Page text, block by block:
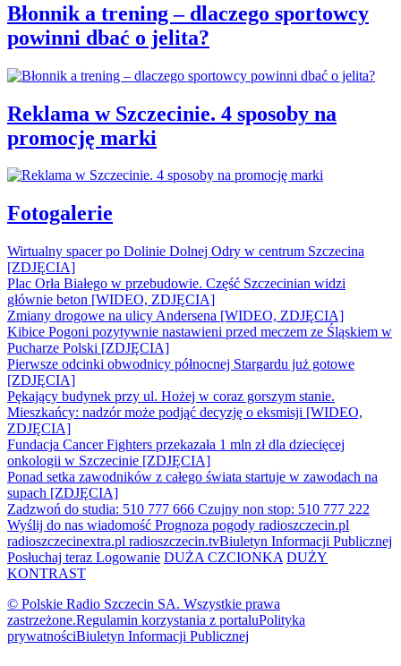
Błonnik a trening – dlaczego sportowcy
powinni dbać o jelita?
Reklama w Szczecinie. 4 sposoby na
promocję marki
Fotogalerie
Wirtualny spacer po Dolinie Dolnej Odry w centrum Szczecina
[ZDJĘCIA]
Plac Orła Białego w przebudowie. Część Szczecinian widzi
głównie beton [WIDEO, ZDJĘCIA]
Zmiany drogowe na ulicy Andersena [WIDEO, ZDJĘCIA]
Kibice Pogoni pozytywnie nastawieni przed meczem ze Śląskiem w
Pucharze Polski [ZDJĘCIA]
Pierwsze odcinki obwodnicy północnej Stargardu już gotowe
[ZDJĘCIA]
Pękający budynek przy ul. Hożej w coraz gorszym stanie.
Mieszkańcy: nadzór może podjąć decyzję o eksmisji [WIDEO,
ZDJĘCIA]
Fundacja Cancer Fighters przekazała 1 mln zł dla dziecięcej
onkologii w Szczecinie [ZDJĘCIA]
Ponad setka zawodników z całego świata startuje w zawodach na
supach [ZDJĘCIA]
Zadzwoń do studia: 510 777 666 Czujny non stop: 510 777 222
Wyślij do nas wiadomość Prognoza pogody radioszczecin.pl
radioszczecinextra.pl radioszczecin.tvBiuletyn Informacji Publicznej
Posłuchaj teraz Logowanie DUŻA CZCIONKA DUŻY
KONTRAST
© Polskie Radio Szczecin SA. Wszystkie prawa
zastrzeżone.Regulamin korzystania z portaluPolityka
prywatnościBiuletyn Informacji Publicznej